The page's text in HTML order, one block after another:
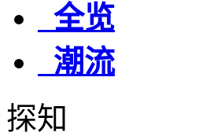
全览
潮流
探知